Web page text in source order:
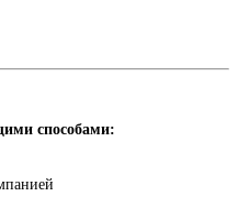
способами: